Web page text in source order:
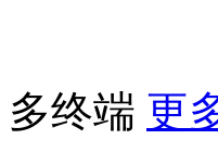
多终端 更